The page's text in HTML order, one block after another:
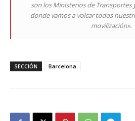
son los Ministerios de Transportes
donde vamos a volcar todos
movilización».
SECCIÓN Barcelona